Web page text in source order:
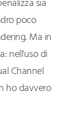
sia
poco
Ma in
nell'uso di
Channel
ho davvero